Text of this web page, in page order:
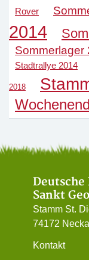
Rover
2014
Sommerlager
Stadtrallye 2014
2018
Sankt
Stamm St.
74172
Kontakt